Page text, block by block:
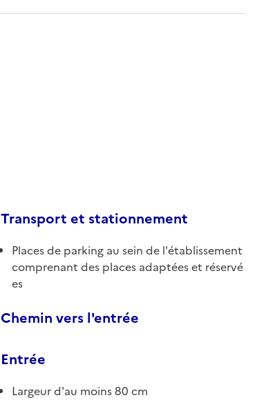
Transport et stationnement
Places de parking au sein de l'établissement
comprenant des places adaptées et réservé
es
Chemin vers l'entrée
Entrée
Largeur d'au moins 80 cm